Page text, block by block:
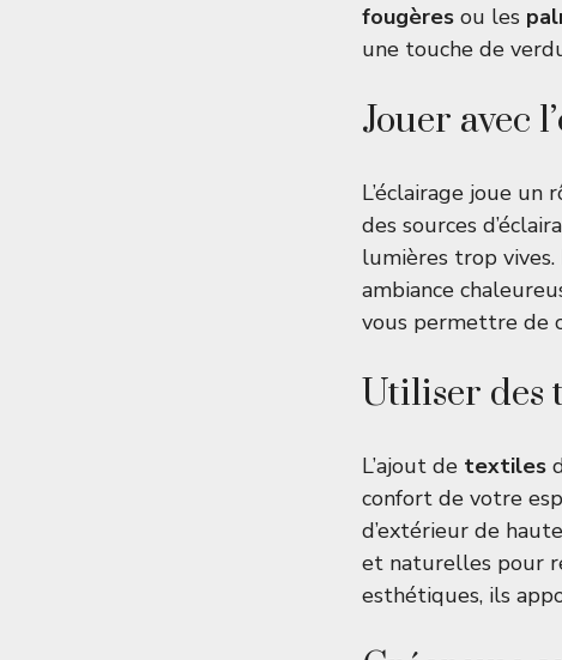
fougères ou les
une touche de
Jouer avec
L’éclairage joue un
des sources
lumières trop
ambiance
vous permettre de
Utiliser des
L’ajout de textiles
confort de votre
d’extérieur de
et naturelles pour
esthétiques, ils